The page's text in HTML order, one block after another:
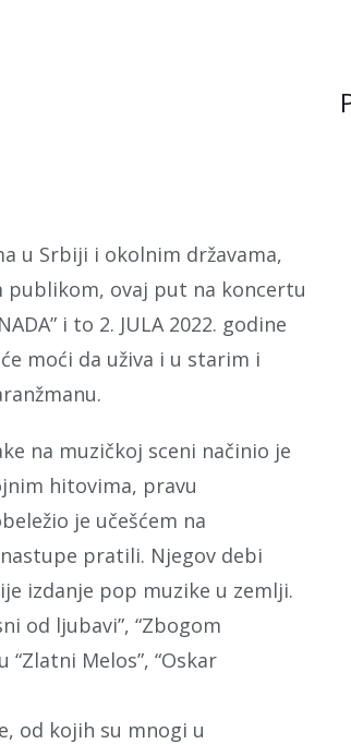
u Srbiji i okolnim državama,
publikom, ovaj put na koncertu
i to 2. JULA 2022. godine
moći da uživa i u starim i
na muzičkoj sceni načinio je
hitovima, pravu
je učešćem na
pratili. Njegov debi
izdanje pop muzike u zemlji.
od ljubavi”, “Zbogom
Melos”, “Oskar
od kojih su mnogi u